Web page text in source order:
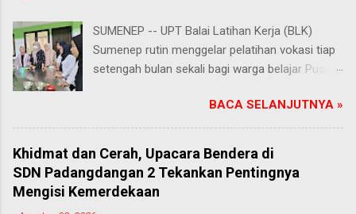
SUMENEP -- UPT Balai Latihan Kerja (BLK)
Sumenep rutin menggelar pelatihan vokasi tiap
setengah bulan sekali bagi warga belajar Pusat
Kabupaten Sumenep. Ahad (2/8/2026).
Program ini menawarkan berbagai pilihan
keterampilan, mulai dari pembuatan roti dan kue
hingga kejuruan lainnya yang bebas dipilih
peserta sesuai bakat dan minat masing-
BACA SELANJUTNYA »
Khidmat dan Cerah, Upacara Bendera di
SDN Padangdangan 2 Tekankan Pentingnya
Mengisi Kemerdekaan